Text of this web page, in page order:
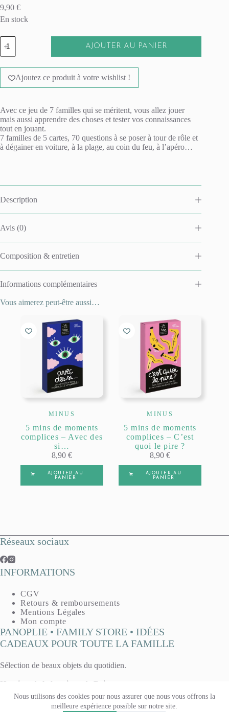
Nous utilisons des cookies pour nous assurer que nous vous offrons la
meilleure expérience possible sur notre site.
9,90 €
En stock
quantité
de
Jeu
des
familles
endroits
AJOUTER AU PANIER
l
e
n
a
t
i
v
Ajoutez ce produit à votre wishlist !
Avec ce jeu de 7 familles qui se méritent, vous allez jouer
mais aussi apprendre des choses et tester vos connaissances
tout en jouant.
7 familles de 5 cartes, 70 questions à se poser à tour de rôle et
à dégainer en voiture, à la plage, au coin du feu, à l’apéro…
Description
Avis (0)
Composition & entretien
Informations complémentaires
Vous aimerez peut-être aussi…
MINUS
5 mins de moments
complices – Avec des
si…
8,90€
AJOUTER AU
PANIER
MINUS
5 mins de moments
complices – C’est
quoi le pire ?
8,90€
AJOUTER AU
PANIER
Réseaux sociaux
INFORMATIONS
CGV
Retours & remboursements
Mentions Légales
Mon compte
PANOPLIE • FAMILY STORE • IDÉES
CADEAUX POUR TOUTE LA FAMILLE
Sélection de beaux objets du quotidien.
Horaires de la boutique de Reims :
Mardi, mercredi, vendredi : 10h - 13h / 14h30 - 19h
Jeudi : 14h30 - 19h